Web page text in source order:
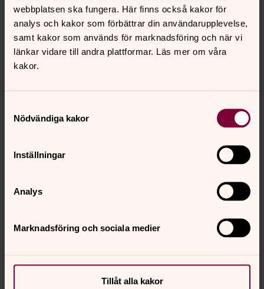
webbplatsen ska fungera. Här finns också kakor för
analys och kakor som förbättrar din användarupplevelse,
samt kakor som används för marknadsföring och när vi
länkar vidare till andra plattformar. Läs mer om våra
kakor.
Nödvändiga kakor
Inställningar
Analys
Marknadsföring och sociala medier
Tillåt alla kakor